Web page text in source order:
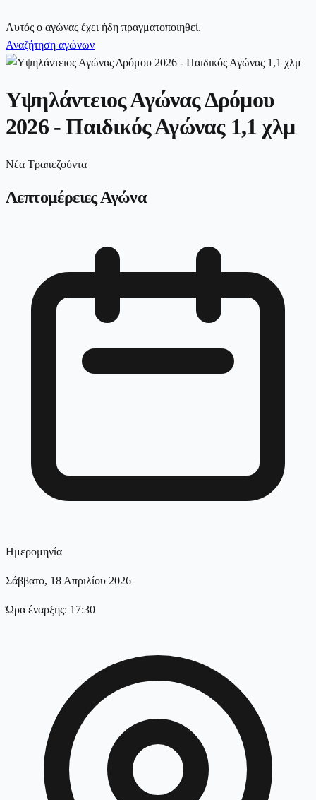
Αυτός ο αγώνας έχει ήδη πραγματοποιηθεί.
Αναζήτηση αγώνων
Υψηλάντειος Αγώνας Δρόμου
2026 - Παιδικός Αγώνας 1,1 χλμ
Νέα Τραπεζούντα
Λεπτομέρειες Αγώνα
Ημερομηνία
Σάββατο, 18 Απριλίου 2026
Ώρα έναρξης: 17:30